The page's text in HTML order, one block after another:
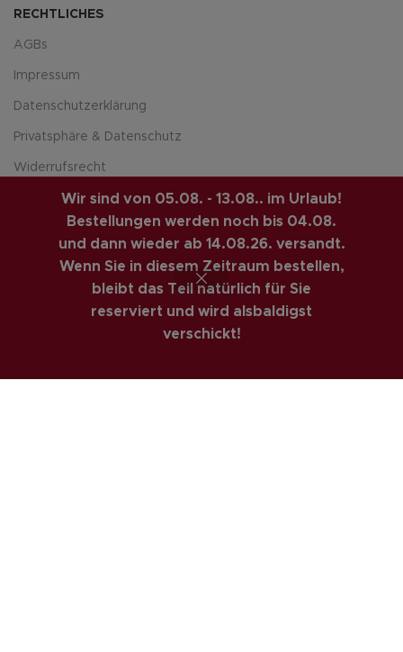
Wir sind von 05.08. - 13.08.. im Urlaub!
Bestellungen werden noch bis 04.08.
und dann wieder ab 14.08.26. versandt.
Wenn Sie in diesem Zeitraum bestellen,
bleibt das Teil natürlich für Sie
reserviert und wird alsbaldigst
verschickt!
RECHTLICHES
AGBs
Impressum
Datenschutzerklärung
Privatsphäre & Datenschutz
Widerrufsrecht
Versandarten
Zahlungsarte